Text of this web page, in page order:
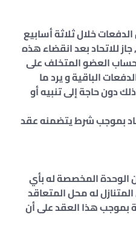
خلال ثلاثة أسابيع
للاتحاد بعد انقضاء هذه
العضو المتخلف على
الباقية و يرد ما
دون حاجة إلى تنبيه أو
بموجب شرط يتضمنه عقد
الوحدة المخصصة له بأي
له محل المتعاقد
بموجب هذا العقد على أن